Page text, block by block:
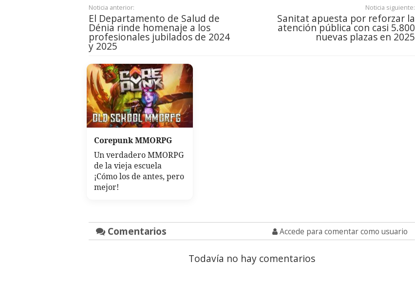
Noticia anterior:
El Departamento de Salud de
Dénia rinde homenaje a los
profesionales jubilados de 2024
y 2025
Noticia siguiente:
Sanitat apuesta por reforzar la
atención pública con casi 5.800
nuevas plazas en 2025
Corepunk MMORPG
Un verdadero MMORPG
de la vieja escuela
¡Cómo los de antes, pero
mejor!
Comentarios Accede para comentar como usuario
Todavía no hay comentarios